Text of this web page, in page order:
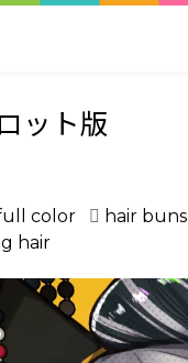
ット版
color hair buns
hair